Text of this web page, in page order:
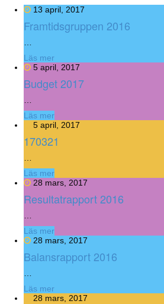
13 april, 2017
Framtidsgruppen 2016
…
Läs mer
5 april, 2017
Budget 2017
…
Läs mer
5 april, 2017
170321
…
Läs mer
28 mars, 2017
Resultatrapport 2016
…
Läs mer
28 mars, 2017
Balansrapport 2016
…
Läs mer
28 mars, 2017